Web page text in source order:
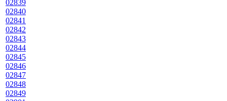
02839
02840
02841
02842
02843
02844
02845
02846
02847
02848
02849